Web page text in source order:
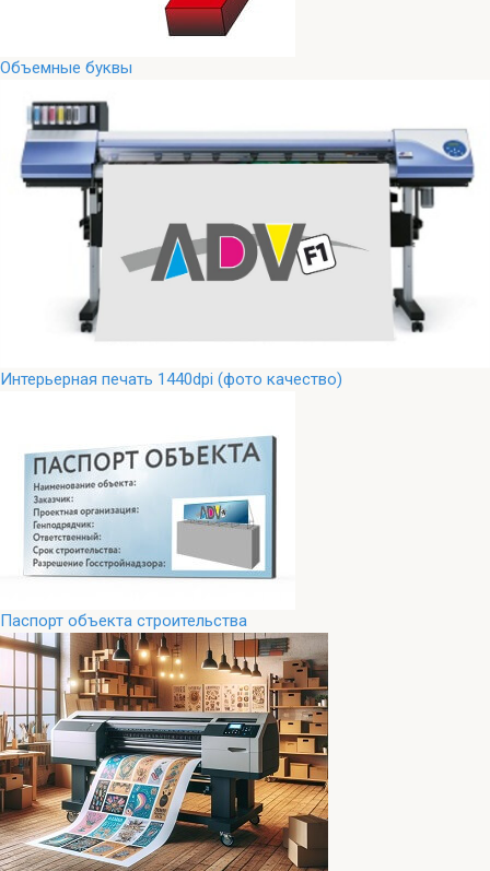
Объемные буквы
Интерьерная печать 1440dpi (фото качество)
Паспорт объекта строительства